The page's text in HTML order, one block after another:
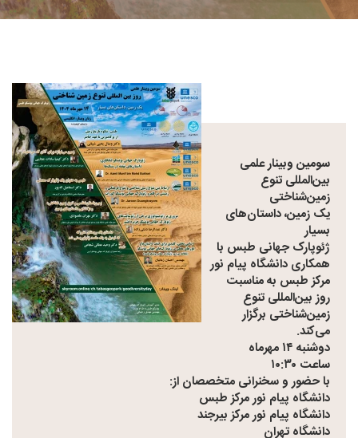
سومین وبینار علمی
بین‌المللی تنوع
زمین‌شناختی
یک زمین، داستان‌های
بسیار
ژئوپارک جهانی طبس با
همکاری دانشگاه پیام نور
مرکز طبس به مناسبت
روز بین‌المللی تنوع
زمین‌شناختی برگزار
می‌کند.
دوشنبه ۱۴ مهرماه
ساعت ۱۰:۳۰
با حضور و سخنرانی متخصصان از:
دانشگاه پیام نور مرکز طبس
دانشگاه پیام نور مرکز بیرجند
دانشگاه تهران